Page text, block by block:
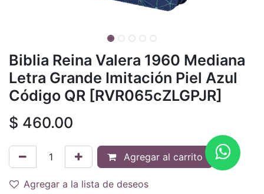
Biblia Reina Valera 1960 Mediana
Letra Grande Imitación Piel Azul
Código QR [RVR065cZLGPJR]
$ 460.00
Agregar al carrito
Agregar a la lista de deseos